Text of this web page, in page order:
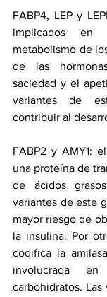
FABP4, LEP y
implicados en
metabolismo de
de las
saciedad y el
variantes de
contribuir al
FABP2 y AMY1:
una proteína de
de ácidos
variantes de este
mayor riesgo de
la insulina. Por
codifica la
involucrada
carbohidratos.